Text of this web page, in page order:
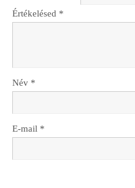
Értékelésed *
Név *
E-mail *